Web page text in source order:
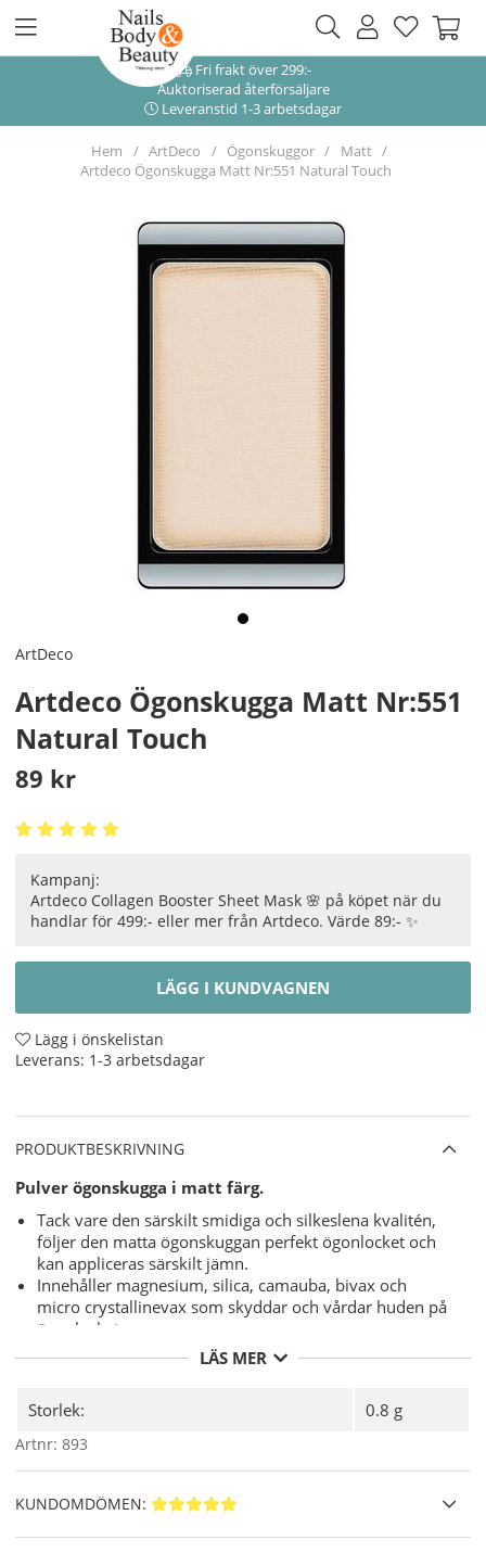
Fri frakt över 299:-
Auktoriserad återförsäljare
Leveranstid 1-3 arbetsdagar
Hem ArtDeco Ögonskuggor
Matt
Artdeco Ögonskugga Matt Nr:551 Natural Touch
ArtDeco
Artdeco Ögonskugga Matt Nr:551
Natural Touch
89 kr
Kampanj:
Artdeco Collagen Booster Sheet Mask 🌸 på köpet när du
handlar för 499:- eller mer från Artdeco. Värde 89:- ✨
LÄGG I KUNDVAGNEN
Lägg i önskelistan
Leverans: 1-3 arbetsdagar
PRODUKTBESKRIVNING
Pulver ögonskugga i matt färg.
Tack vare den särskilt smidiga och silkeslena kvalitén,
följer den matta ögonskuggan perfekt ögonlocket och
kan appliceras särskilt jämn.
Innehåller magnesium, silica, camauba, bivax och
micro crystallinevax som skyddar och vårdar huden på
ögonlocket.
Tips!- De bruna nyanserna är perfekta för accentuering av
- Applicera ögonskuggan med applikator eller
pensel.
LÄS MER
Storlek: 0.8 g
Artnr: 893
KUNDOMDÖMEN: